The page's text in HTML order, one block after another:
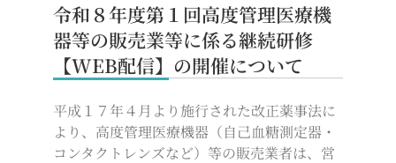
令和８年度第１回高度管理医療機
器等の販売業等に係る継続研修
【WEB配信】の開催について
平成１７年４月より施行された改正薬事法に
より、高度管理医療機器（自己血糖測定器・
コンタクトレンズなど）等の販売業者は、営